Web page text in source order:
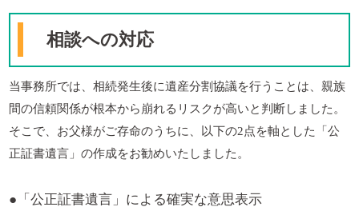
相談への対応
当事務所では、相続発生後に遺産分割協議を行うことは、親族
間の信頼関係が根本から崩れるリスクが高いと判断しました。
そこで、お父様がご存命のうちに、以下の2点を軸とした「公
正証書遺言」の作成をお勧めいたしました。
●「公正証書遺言」による確実な意思表示